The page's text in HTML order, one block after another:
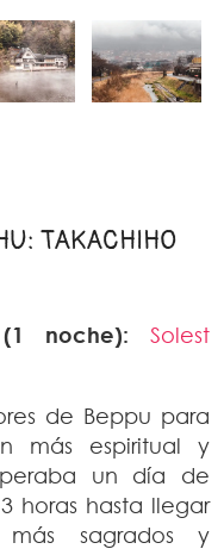
TAKACHIHO
noche): Solest
de Beppu para
más espiritual y
un día de
horas hasta llegar
sagrados y